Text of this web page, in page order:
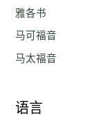
雅各书
马可福音
马太福音
语言